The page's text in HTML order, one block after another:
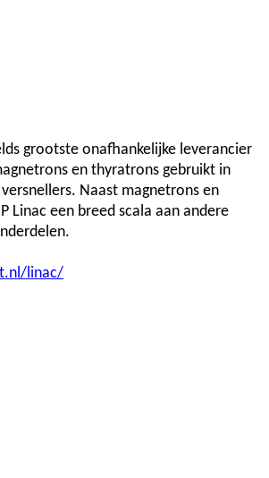
grootste onafhankelijke leverancier
en thyratrons gebruikt in
Naast magnetrons en
Linac een breed scala aan andere
linac/